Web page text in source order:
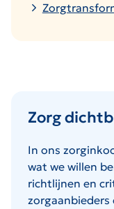
Zorg
In ons
wat we willen
richtlijnen en